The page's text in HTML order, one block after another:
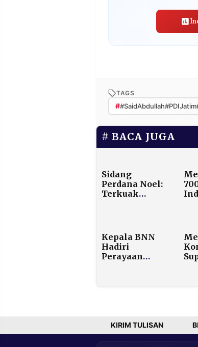
TAGS
#
BACA JUGA
Sidang
Perdana Noel:
Terkuak
Partai Politik
dalam Kasus
Pemerasan K3
Kepala BNN
Hadiri
Perayaan
KIRIM TULISAN